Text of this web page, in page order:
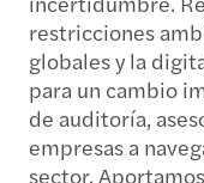
restricciones
globales y la
para un cambio
de auditoría,
empresas a
sector.